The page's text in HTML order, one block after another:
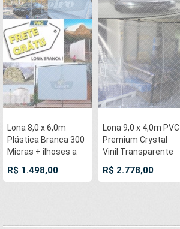
Lona 8,0 x 6,0m
Plástica Branca 300
Micras + ilhoses a
Telhado Barraca
LonaFlex 20cm
R$ 1.498,00
Lona 9,0 x 4,0m PVC
Premium Crystal
Vinil Transparente
argolas "D" INOX a
R$ 2.778,00